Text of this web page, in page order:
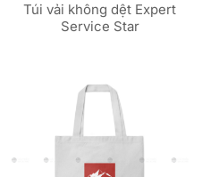
Túi vải không dệt Expert
Service Star